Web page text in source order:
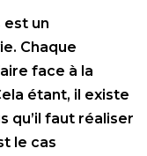
est un
Chaque
face à la
étant, il existe
qu’il faut réaliser
le cas